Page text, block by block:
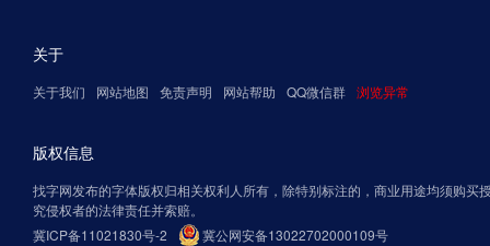
关于
关于我们 网站地图 免责声明 网站帮助 QQ微信群 浏览异常
版权信息
找字网发布的字体版权归相关权利人所有，除特别标注的，商业用途均须购买
究侵权者的法律责任并索赔。
冀ICP备11021830号-2
冀公网安备13022702000109号